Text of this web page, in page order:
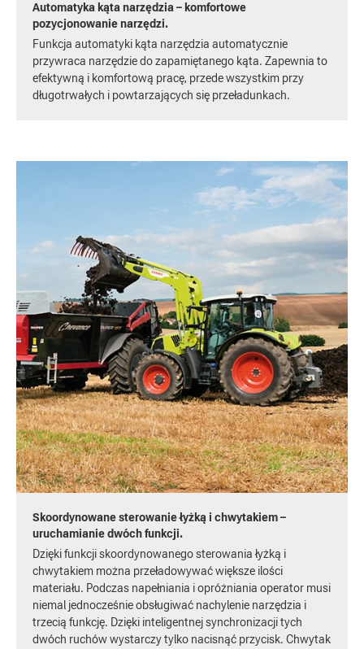
Automatyka kąta narzędzia – komfortowe
pozycjonowanie narzędzi.
Funkcja automatyki kąta narzędzia automatycznie
przywraca narzędzie do zapamiętanego kąta. Zapewnia to
efektywną i komfortową pracę, przede wszystkim przy
długotrwałych i powtarzających się przeładunkach.
Skoordynowane sterowanie łyżką i chwytakiem –
uruchamianie dwóch funkcji.
Dzięki funkcji skoordynowanego sterowania łyżką i
chwytakiem można przeładowywać większe ilości
materiału. Podczas napełniania i opróżniania operator musi
niemal jednocześnie obsługiwać nachylenie narzędzia i
trzecią funkcję. Dzięki inteligentnej synchronizacji tych
dwóch ruchów wystarczy tylko nacisnąć przycisk. Chwytak